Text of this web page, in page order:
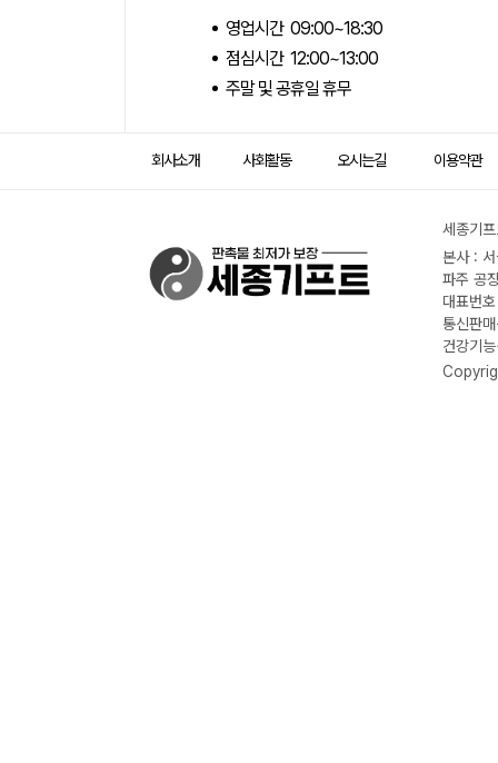
영업시간 09:00~18:30
점심시간 12:00~13:00
주말 및 공휴일 휴무
회사소개 사회활동 오시는길 이용약관
세종기
본사 :
파주 공
대표번
통신판
건강기